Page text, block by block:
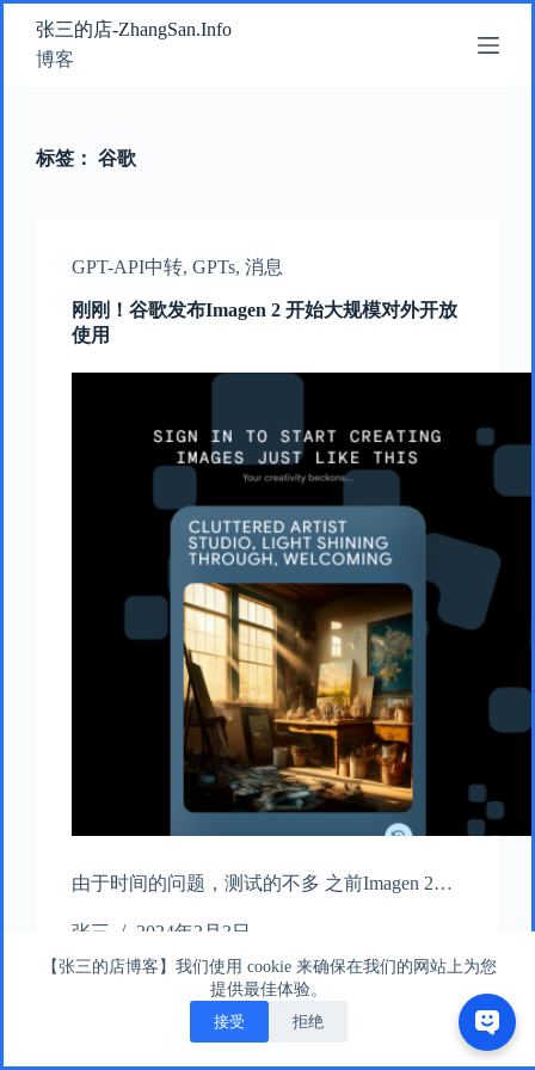
跳
过
内
【张三的店博客】我们使用 cookie 来确保在我们的网站上为您
提供最佳体验。
接受 拒绝
张三的店-ZhangSan.Info
博客
标签： 谷歌
GPT-API中转, GPTs, 消息
刚刚！谷歌发布Imagen 2 开始大规模对外开放
使用
由于时间的问题，测试的不多 之前Imagen 2…
张三 2024年2月3日